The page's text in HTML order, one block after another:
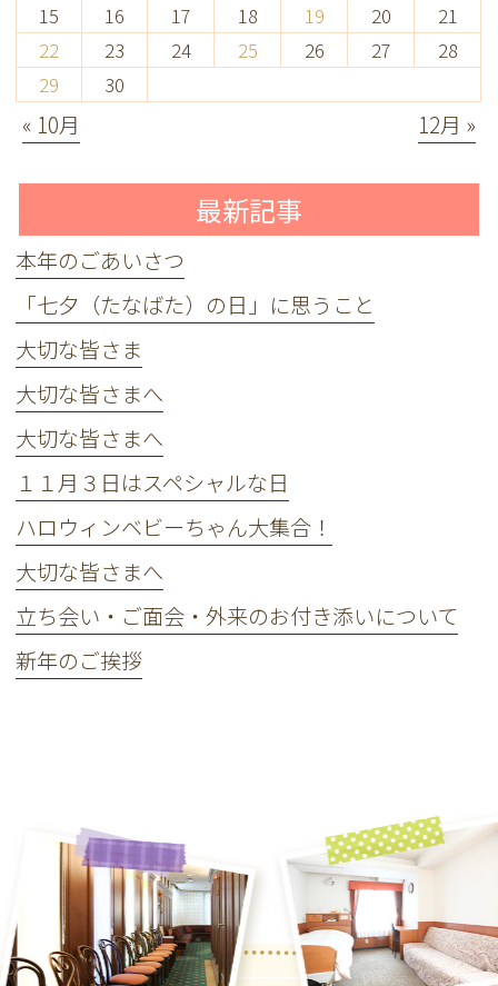
15
16 17 18 19 20
21
22
23 24 25 26 27
28
29
30
« 10月 12月 »
最新記事
本年のごあいさつ
「七夕（たなばた）の日」に思うこと
大切な皆さま
大切な皆さまへ
大切な皆さまへ
１１月３日はスペシャルな日
ハロウィンベビーちゃん大集合！
大切な皆さまへ
立ち会い・ご面会・外来のお付き添いについて
新年のご挨拶